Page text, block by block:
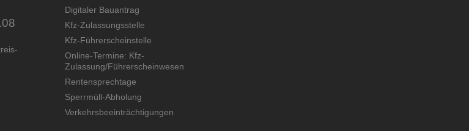
Digitaler Bauantrag
Kfz-Zulassungsstelle
Kfz-Führerscheinstelle
Online-Termine: Kfz-
Zulassung/Führerscheinwesen
Rentensprechtage
Sperrmüll-Abholung
Verkehrsbeeinträchtigungen